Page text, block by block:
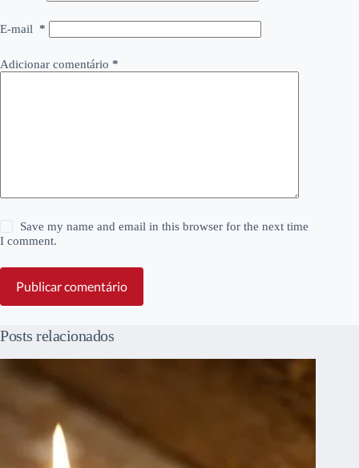
E-mail *
Adicionar comentário *
Save my name and email in this browser for the next time
I comment.
Publicar comentário
Posts relacionados